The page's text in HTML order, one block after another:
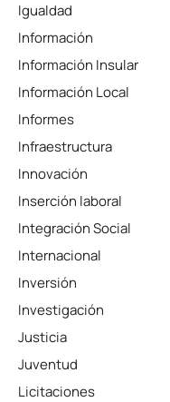
Igualdad
Información
Información Insular
Información Local
Informes
Infraestructura
Innovación
Inserción laboral
Integración Social
Internacional
Inversión
Investigación
Justicia
Juventud
Licitaciones